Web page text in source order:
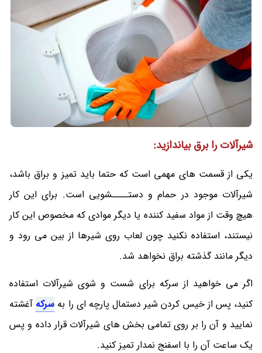
شیرآلات را برق بیاندازید:
یکی از قسمت های مهمی است که حتما باید تمیز و براق باشد،
شیرآلات موجود در حمام و دستــــشویی است. برای این کار
هیچ وقت از مواد سفید کننده یا دیگر موادی که مخصوص این کار
نیستند، استفاده نکنید چون لعاب روی شیرها از بین می رود و
دیگر مانند گذشته براق نخواهد شد.
اگر می خواهید از سرکه برای شست و شوی شیرآلات استفاده
کنید، پس از خیس کردن شیر دستمال پارچه ای را به سرکه آغشته
نمایید و آن را بر روی تمامی بخش های شیرآلات قرار داده و پس
یک ساعت آن را با اسفنج نمدار تمیز کنید.